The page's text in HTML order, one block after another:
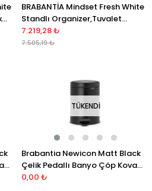
BRABANTİA Mindset Fresh White
Standlı Organizer,Tuvalet
Kağıdı Tutucusu Ve Tuvalet
Fırçası
7.219,28 ₺
7.505,19 ₺
TÜKENDI
Brabantia Newicon Matt Black
Çelik Pedallı Banyo Çöp Kovası
5 lt
0,00 ₺